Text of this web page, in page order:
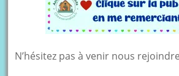
N’hésitez pas à venir nous